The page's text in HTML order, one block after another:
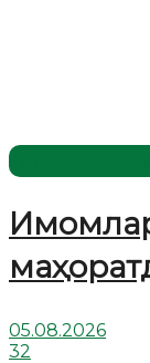
05.08.2026
32